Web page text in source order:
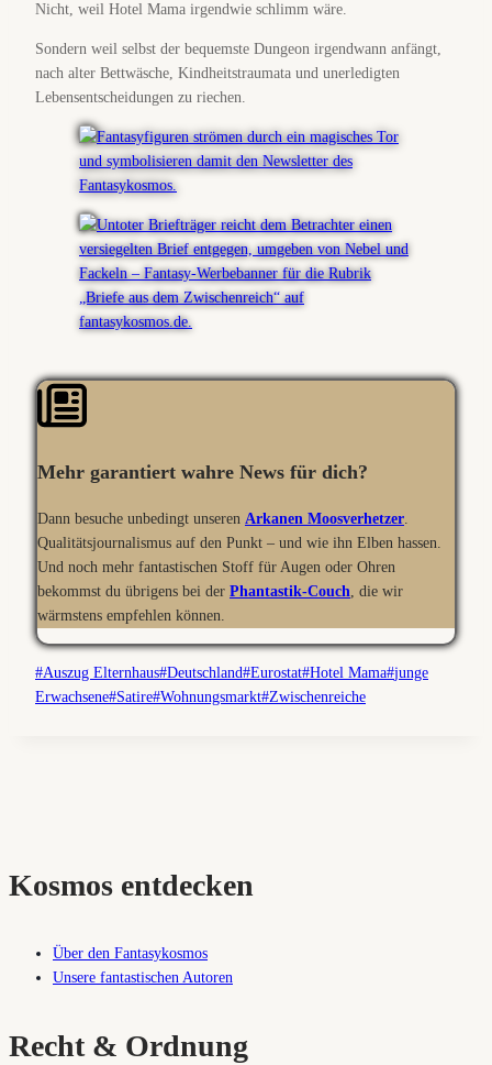
Nicht, weil Hotel Mama irgendwie schlimm wäre.
Sondern weil selbst der bequemste Dungeon irgendwann anfängt,
nach alter Bettwäsche, Kindheitstraumata und unerledigten
Lebensentscheidungen zu riechen.
Mehr garantiert wahre News für dich?
Dann besuche unbedingt unseren Arkanen Moosverhetzer.
Qualitätsjournalismus auf den Punkt – und wie ihn Elben hassen.
Und noch mehr fantastischen Stoff für Augen oder Ohren
bekommst du übrigens bei der Phantastik-Couch, die wir
wärmstens empfehlen können.
Schlagworte:
#Auszug Elternhaus#Deutschland#Eurostat#Hotel Mama#junge
Erwachsene#Satire#Wohnungsmarkt#Zwischenreiche
Kosmos entdecken
Über den Fantasykosmos
Unsere fantastischen Autoren
Recht & Ordnung